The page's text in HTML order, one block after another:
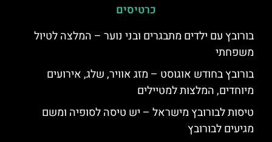
כרטיסים
בורובץ עם ילדים מתבגרים ובני נוער – המלצה לטיול
משפחתי
בורובץ בחודש אוגוסט – מזג אוויר, שלג, אירועים
מיוחדים, המלצות למטיילים
טיסות לבורובץ מישראל – יש טיסה לסופיה ומשם
מגיעים לבורובץ